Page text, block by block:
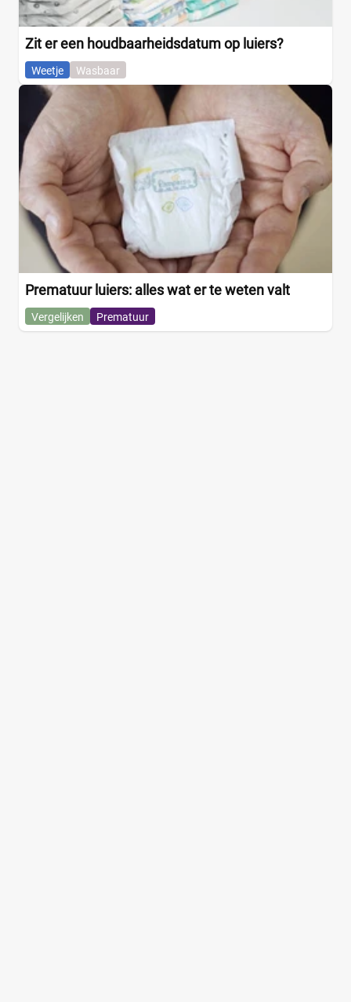
Zit er een houdbaarheidsdatum op luiers?
Weetje Wasbaar
Prematuur luiers: alles wat er te weten valt
Vergelijken Prematuur